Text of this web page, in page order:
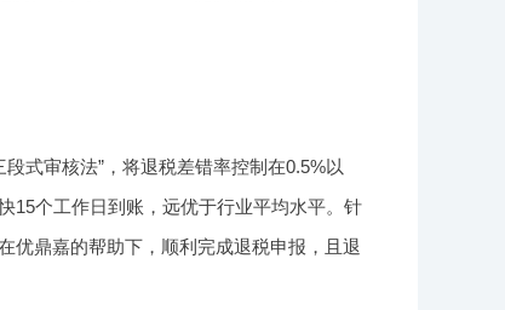
式审核法”，将退税差错率控制在0.5%以
15个工作日到账，远优于行业平均水平。针
优鼎嘉的帮助下，顺利完成退税申报，且退